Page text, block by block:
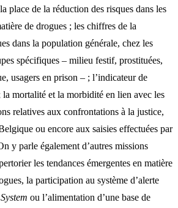
place de la réduction des risques dans les
de drogues ; les chiffres de la
dans la population générale, chez les
spécifiques – milieu festif, prostituées,
usagers en prison – ; l’indicateur de
la mortalité et la morbidité en lien avec les
relatives aux confrontations à la justice,
ou encore aux saisies effectuées par
y parle également d’autres missions
les tendances émergentes en matière
la participation au système d’alerte
ou l’alimentation d’une base de